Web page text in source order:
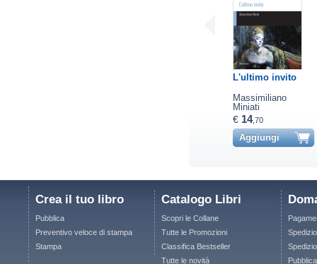
L'ultimo invito
Massimiliano
Miniati
€ 14,70
Aggiungi
Crea il tuo libro
Pubblica
Preventivo veloce di stampa
Stampa
Catalogo Libri
Scopri le Collane
Tutte le Promozioni
Classifica Bestseller
Tutte le novità